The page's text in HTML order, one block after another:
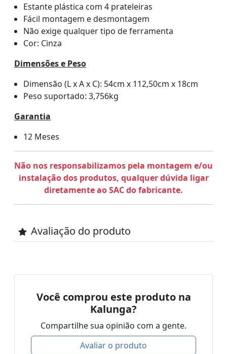
Estante plástica com 4 prateleiras
Fácil montagem e desmontagem
Não exige qualquer tipo de ferramenta
Cor: Cinza
Dimensões e Peso
Dimensão (L x A x C): 54cm x 112,50cm x 18cm
Peso suportado: 3,756kg
Garantia
12 Meses
Não nos responsabilizamos pela montagem e/ou
instalação dos produtos, qualquer dúvida ligar
diretamente ao SAC do fabricante.
Avaliação do produto
Você comprou este produto na
Kalunga?
Compartilhe sua opinião com a gente.
Avaliar o produto